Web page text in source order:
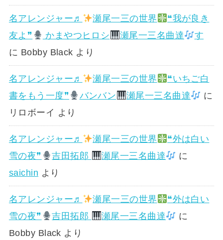
名アレンジャー♬ 瀬尾一三の世界
❝我が良き
友よ❞
かまやつヒロシ 瀬尾一三名曲達
す
に Bobby Black より
名アレンジャー♬ 瀬尾一三の世界
❝いちご白
書をもう一度❞
バンバン 瀬尾一三名曲達
に
リロボーイ より
名アレンジャー♬ 瀬尾一三の世界
❝外は白い
雪の夜❞
吉田拓郎 瀬尾一三名曲達
に
saichin より
名アレンジャー♬ 瀬尾一三の世界
❝外は白い
雪の夜❞
吉田拓郎 瀬尾一三名曲達
に
Bobby Black より